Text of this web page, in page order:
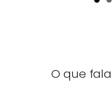
O que